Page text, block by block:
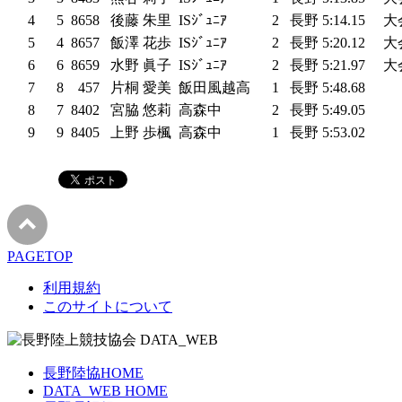
4
5 8658 後藤 朱里 ISｼﾞｭﾆｱ 2 長野 5:14.15
大
5
4 8657 飯澤 花歩 ISｼﾞｭﾆｱ 2 長野 5:20.12
大
6
6 8659 水野 眞子 ISｼﾞｭﾆｱ 2 長野 5:21.97
大
7
8 457 片桐 愛美 飯田風越高 1 長野 5:48.68
8
7 8402 宮脇 悠莉 高森中 2 長野 5:49.05
9
9 8405 上野 歩楓 高森中 1 長野 5:53.02
PAGETOP
利用規約
このサイトについて
長野陸協HOME
DATA_WEB HOME